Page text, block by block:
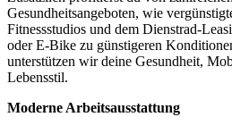
Gesundheitsangeboten, wie
Fitnessstudios und dem Dienstrad-
oder E-Bike zu günstigeren
unterstützen wir deine Gesundheit,
Lebensstil.
Moderne Arbeitsausstattung